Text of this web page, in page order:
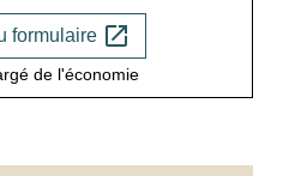
formulaire open_in_new
de l'économie